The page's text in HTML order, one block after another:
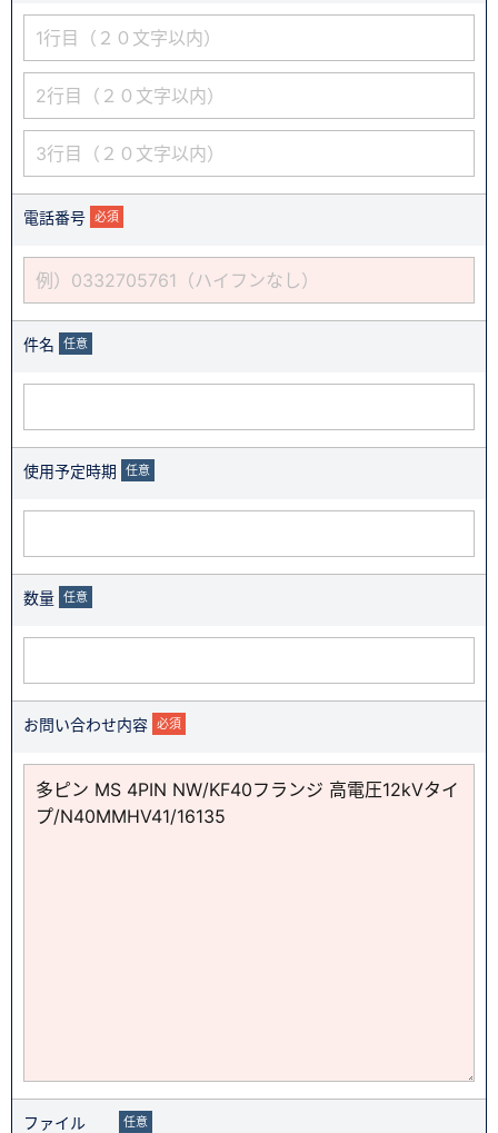
電話番号 必須
件名 任意
使用予定時期 任意
数量 任意
お問い合わせ内容 必須
ファイル 任意